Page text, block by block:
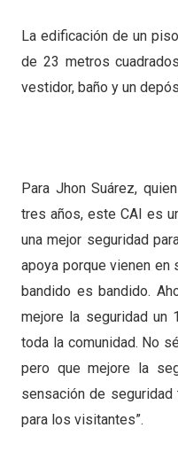
La edificación de un
de 23 metros
vestidor, baño y un
Para Jhon Suárez,
tres años, este CAI es
una mejor seguridad
apoya porque vienen
bandido es bandido.
mejore la seguridad un
toda la comunidad. No
pero que mejore la
sensación de
para los visitantes”.